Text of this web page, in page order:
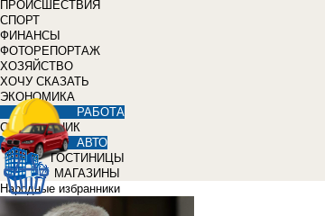
ПРОИСШЕСТВИЯ
СПОРТ
ФИНАНСЫ
ФОТОРЕПОРТАЖ
ХОЗЯЙСТВО
ХОЧУ СКАЗАТЬ
ЭКОНОМИКА
РАБОТА
СПРАВОЧНИК
АВТО
ГОСТИНИЦЫ
МАГАЗИНЫ
Народные избранники